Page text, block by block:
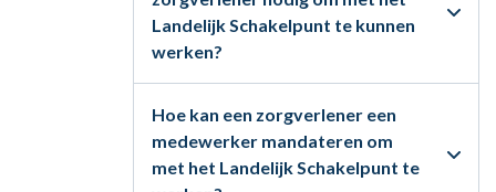
Landelijk Schakelpunt te kunnen
werken?
Hoe kan een zorgverlener een
medewerker mandateren om
met het Landelijk Schakelpunt te